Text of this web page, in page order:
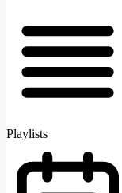
Playlists